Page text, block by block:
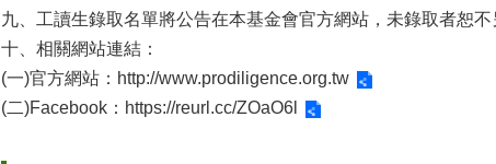
九、工讀生錄取名單將公告在本基金會官方網站，未錄取者恕不
十、相關網站連結：
(一)官方網站： http://www.prodiligence.org.tw
(二)Facebook： https://reurl.cc/ZOaO6l